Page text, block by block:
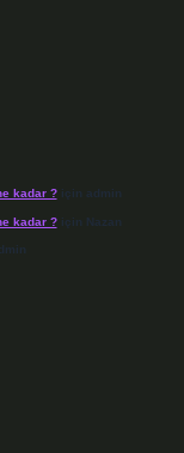
kadar ?için admin
kadar ?için Nazan